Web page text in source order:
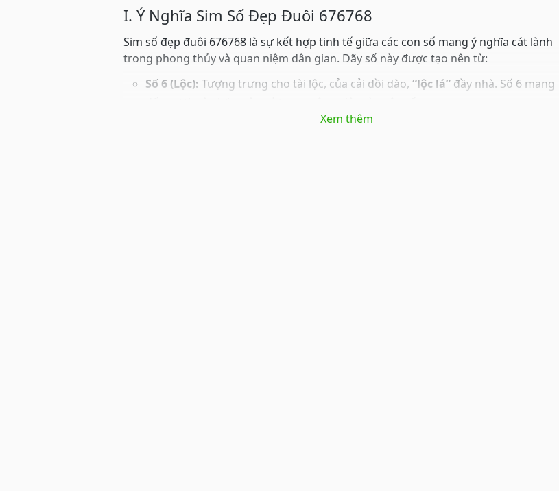
I. Ý Nghĩa Sim Số Đẹp Đuôi 676768
Sim số đẹp đuôi 676768 là sự kết hợp tinh tế giữa các con số mang ý nghĩa cát lành
trong phong thủy và quan niệm dân gian. Dãy số này được tạo nên từ:
Số 6 (Lộc): Tượng trưng cho tài lộc, của cải dồi dào, “lộc lá” đầy nhà. Số 6 mang
Biểu tượng của sức mạnh phi thường, ý chí kiên cường vượt qua mọi
Xem thêm